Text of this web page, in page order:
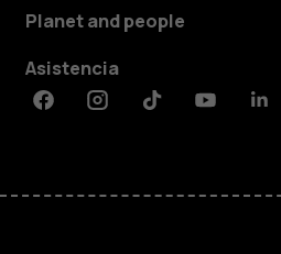
Planet and people
Asistencia
FacebookInstagramTiktokYoutube